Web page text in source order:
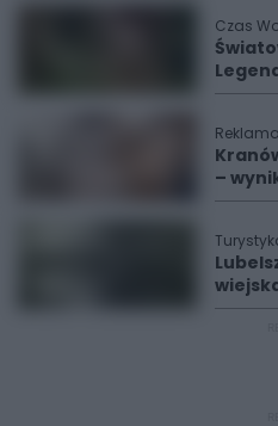
Czas
Reklama
–